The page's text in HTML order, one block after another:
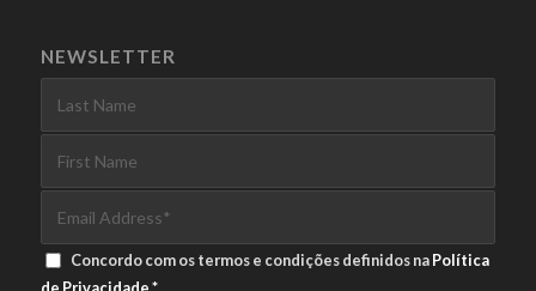
NEWSLETTER
Concordo com os termos e condições definidos naPolítica
de Privacidade*